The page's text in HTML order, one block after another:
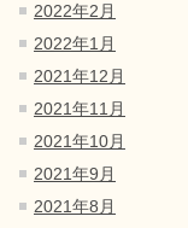
2022年2月
2022年1月
2021年12月
2021年11月
2021年10月
2021年9月
2021年8月